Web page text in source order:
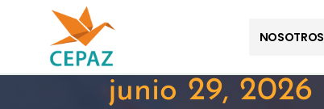
NOSOTROS
junio 29, 2026